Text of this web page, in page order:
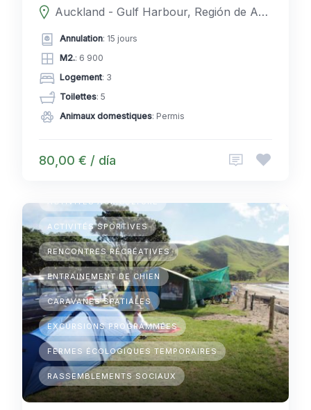
Auckland - Gulf Harbour, Región de Auckland, Nueva Zelanda
Annulation: 15 jours
M2.: 6 900
Logement: 3
Toilettes: 5
Animaux domestiques: Permis
80,00 € / día
ACTIVITÉS AGRICULTURE
ACTIVITÉS SPORTIVES
RENCONTRES RÉCRÉATIVES
ENTRAINEMENT DE CHIEN
CARAVANES SPATIALES
EXCURSIONS PROGRAMMÉES
FERMES ÉCOLOGIQUES TEMPORAIRES
RASSEMBLEMENTS SOCIAUX